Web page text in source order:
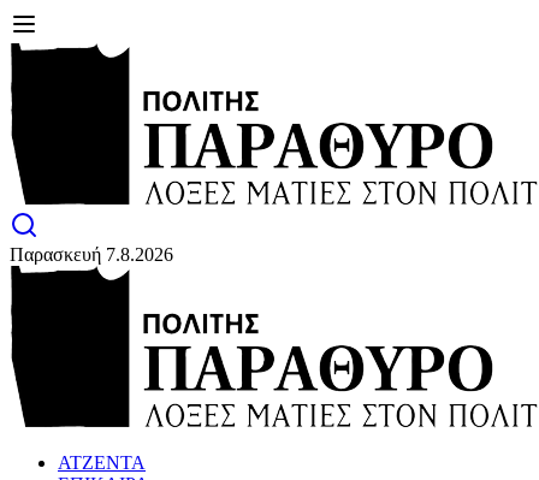
Παρασκευή 7.8.2026
ΑΤΖΕΝΤΑ